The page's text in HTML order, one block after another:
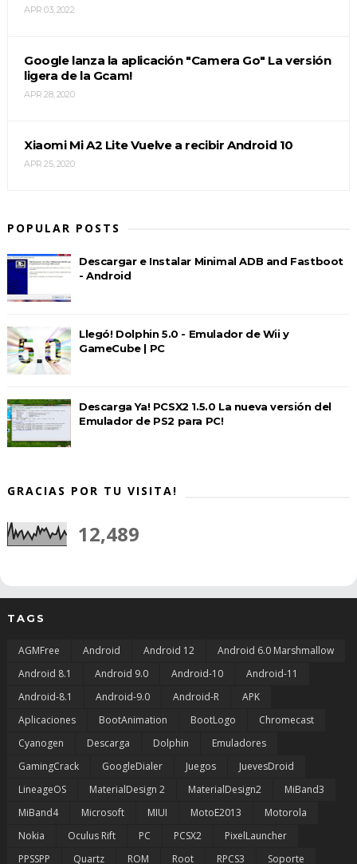
APR 03, 2022
Google lanza la aplicación "Camera Go" La versión
ligera de la Gcam!
APR 28, 2020
Xiaomi Mi A2 Lite Vuelve a recibir Android 10
APR 25, 2020
POPULAR POSTS
Descargar e Instalar Minimal ADB and Fastboot
- Android
Llegó! Dolphin 5.0 - Emulador de Wii y
GameCube | PC
Descarga Ya! PCSX2 1.5.0 La nueva versión del
Emulador de PS2 para PC!
GRACIAS POR TU VISITA!
12,489
TAGS
AGMFree Android Android 12
Android 6.0 Marshmallow
Android 8.1
Android 9.0 Android-10
Android-11
Android-8.1
Android-9.0 Android-R
APK
Aplicaciones
BootAnimation BootLogo
Chromecast
Cyanogen
Descarga Dolphin
Emuladores
GamingCrack
GoogleDialer Juegos
JuevesDroid
LineageOS
MaterialDesign 2 MaterialDesign2
MiBand3
MiBand4
Microsoft MIUI MotoE2013
Motorola
Nokia
Oculus Rift PC PCSX2
PixelLauncher
PPSSPP
Quartz ROM Root RPCS3 Soporte